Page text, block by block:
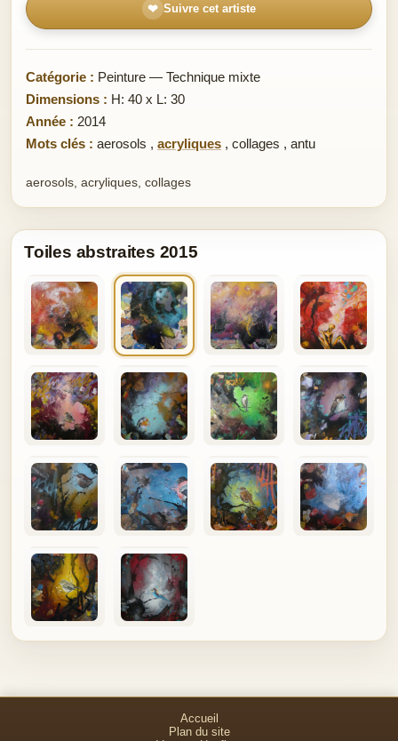
❤ Suivre cet artiste
Catégorie : Peinture — Technique mixte
Dimensions : H: 40 x L: 30
Année : 2014
Mots clés : aerosols , acryliques , collages , antu
aerosols, acryliques, collages
Toiles abstraites 2015
Accueil
Plan du site